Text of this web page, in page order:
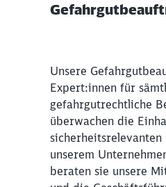
Unsere
Expert:innen für
gefahrgutrechtliche
überwachen die
sicherheitsrelevanten
unserem
beraten sie unsere